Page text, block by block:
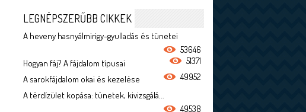
LEGNÉPSZERŰBB CIKKEK
A heveny hasnyálmirigy-gyulladás és tünetei
53646
Hogyan fáj? A fájdalom típusai
51371
A sarokfájdalom okai és kezelése
49952
A térdízület kopása: tünetek, kivizsgálá...
49538